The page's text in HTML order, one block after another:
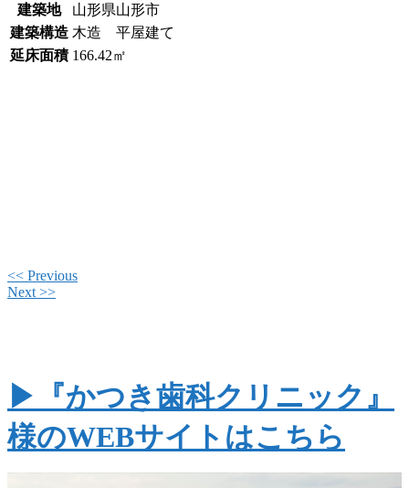
建築地
山形県山形市
建築構造 木造 平屋建て
延床面積 166.42㎡
<< Previous
Next >>
▶『かつき歯科クリニック』
様のWEBサイトはこちら